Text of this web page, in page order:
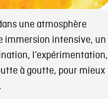
une atmosphère
immersion intensive, un
l’expérimentation,
à goutte, pour mieux